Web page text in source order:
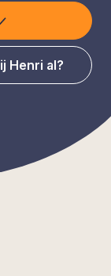
Henri al?